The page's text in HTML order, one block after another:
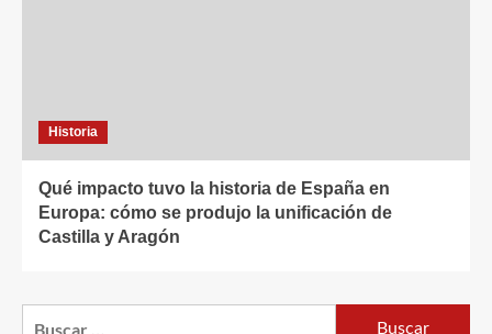
Historia
Qué impacto tuvo la historia de España en
Europa: cómo se produjo la unificación de
Castilla y Aragón